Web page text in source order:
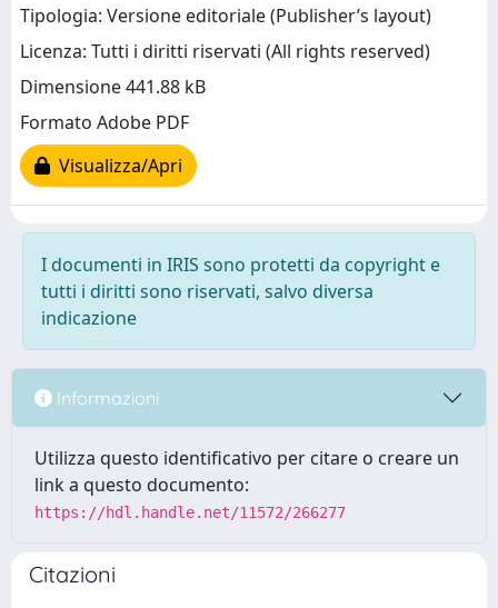
Tipologia: Versione editoriale (Publisher’s layout)
Licenza: Tutti i diritti riservati (All rights reserved)
Dimensione 441.88 kB
Formato Adobe PDF
Visualizza/Apri
I documenti in IRIS sono protetti da copyright e
tutti i diritti sono riservati, salvo diversa
indicazione
Informazioni
Utilizza questo identificativo per citare o creare un
link a questo documento:
https://hdl.handle.net/11572/266277
Citazioni